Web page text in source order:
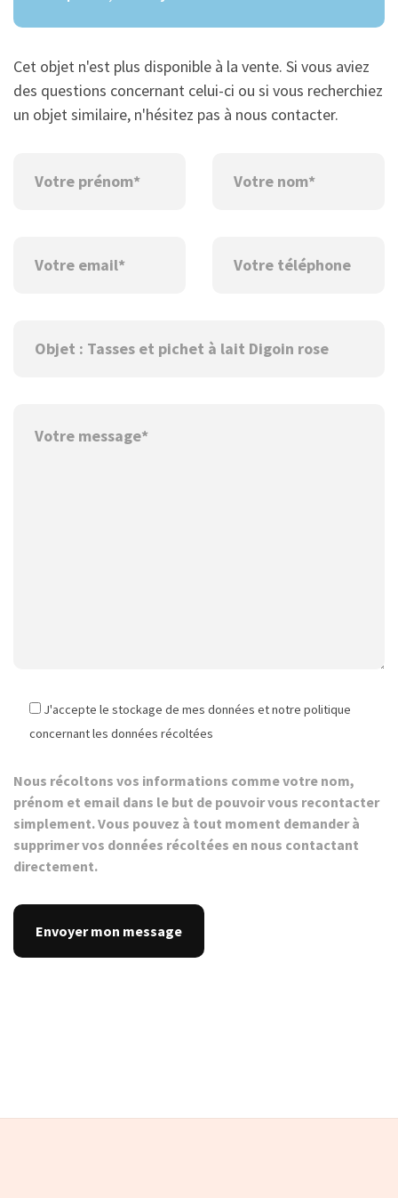
Cet objet n'est plus disponible à la vente. Si vous aviez
des questions concernant celui-ci ou si vous recherchiez
un objet similaire, n'hésitez pas à nous contacter.
J'accepte le stockage de mes données et notre politique
concernant les données récoltées
Nous récoltons vos informations comme votre nom,
prénom et email dans le but de pouvoir vous recontacter
simplement. Vous pouvez à tout moment demander à
supprimer vos données récoltées en nous contactant
directement.